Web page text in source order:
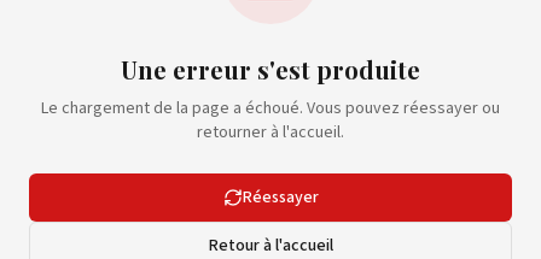
Une erreur s'est produite
Le chargement de la page a échoué. Vous pouvez réessayer ou
retourner à l'accueil.
Réessayer
Retour à l'accueil